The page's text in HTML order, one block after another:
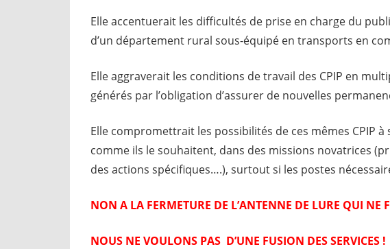
Elle accentuerait les difficultés de prise en charge du
d’un département rural sous-équipé en transports en
Elle aggraverait les conditions de travail des CPIP en
générés par l’obligation d’assurer de nouvelles
Elle compromettrait les possibilités de ces mêmes CPIP
comme ils le souhaitent, dans des missions novatrices
des actions spécifiques….), surtout si les postes
NON A LA FERMETURE DE L’ANTENNE DE LURE QUI NE
NOUS NE VOULONS PAS D’UNE FUSION DES SERVICES !